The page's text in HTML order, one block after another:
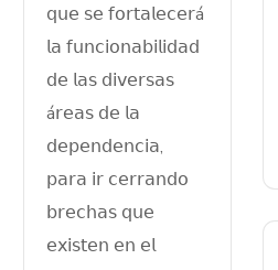
𝗊𝗎𝖾 𝗌𝖾 𝖿𝗈𝗋𝗍𝖺𝗅𝖾𝖼𝖾𝗋á
𝗅𝖺 𝖿𝗎𝗇𝖼𝗂𝗈𝗇𝖺𝖻𝗂𝗅𝗂𝖽𝖺𝖽
𝖽𝖾 𝗅𝖺𝗌 𝖽𝗂𝗏𝖾𝗋𝗌𝖺𝗌
á𝗋𝖾𝖺𝗌 𝖽𝖾 𝗅𝖺
𝖽𝖾𝗉𝖾𝗇𝖽𝖾𝗇𝖼𝗂𝖺,
𝗉𝖺𝗋𝖺 𝗂𝗋 𝖼𝖾𝗋𝗋𝖺𝗇𝖽𝗈
𝖻𝗋𝖾𝖼𝗁𝖺𝗌 𝗊𝗎𝖾
𝖾𝗑𝗂𝗌𝗍𝖾𝗇 𝖾𝗇 𝖾𝗅